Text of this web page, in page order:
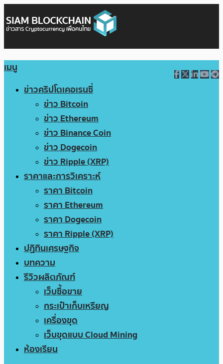
เมนู
ข่าวคริปโตเคอเรนซี่
ข่าว Bitcoin
ข่าว Ethereum
ข่าว Binance Coin
ข่าว Dogecoin
ข่าว Ripple (XRP)
ราคาและการวิเคราะห์
ราคา Bitcoin
ราคา Ethereum
ราคา Dogecoin
ราคา Ripple (XRP)
ปฏิทินเศรษฐกิจ
บทความ
รีวิวผลิตภัณฑ์
เว็บซื้อขาย
กระเป๋าเก็บเหรียญ
เครื่องขุด
เว็บขุดแบบ Cloud Mining
ห้องเรียน